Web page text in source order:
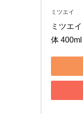
ミツエイ
ミツエ
体 400ml